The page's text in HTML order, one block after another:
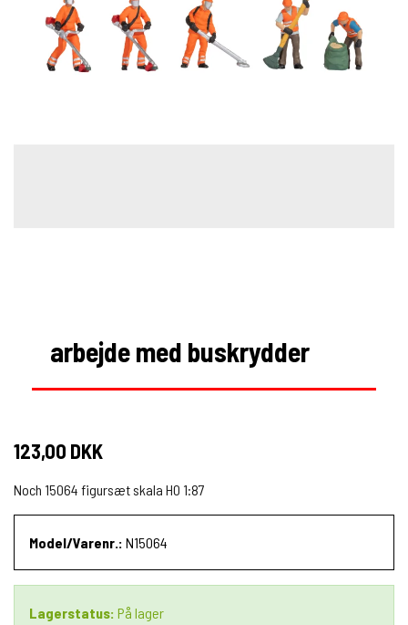
arbejde med buskrydder
123,00 DKK
Noch 15064 figursæt skala H0 1:87
Model/Varenr.: N15064
Lagerstatus: På lager